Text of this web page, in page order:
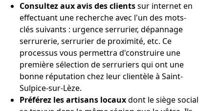
Consultez aux avis des clientssur internet en
effectuant une recherche avec l'un des mots-
clés suivants : urgence serrurier, dépannage
serrurerie, serrurier de proximité, etc. Ce
processus vous permettra d'construire une
première sélection de serruriers qui ont une
bonne réputation chez leur clientèle à Saint-
Sulpice-sur-Lèze.
Préférez les artisans locauxdont le siège social